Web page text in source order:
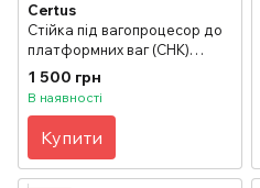
Certus
Стійка під вагопроцесор до
платформних ваг (СНК)
Certus
1 500 грн
В наявності
Купити